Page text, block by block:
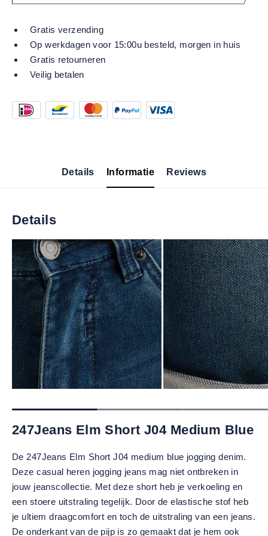
Gratis verzending
Op werkdagen voor 15:00u besteld, morgen in huis
Gratis retourneren
Veilig betalen
Details Informatie Reviews
Details
247Jeans Elm Short J04 Medium Blue
De 247Jeans Elm Short J04 medium blue jogging denim.
Deze casual heren jogging jeans mag niet ontbreken in
jouw jeanscollectie. Met deze short heb je verkoeling en
een stoere uitstraling tegelijk. Door de elastische stof heb
je ultiem draagcomfort en toch de uitstraling van een jeans.
De onderkant van de pijp is zo gemaakt dat je hem ook